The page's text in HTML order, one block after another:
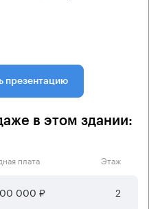
презентацию
в этом здании:
плата Этаж
000 ₽ 2